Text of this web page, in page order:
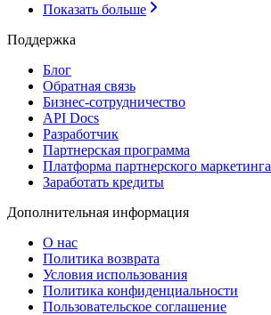
Показать больше
Поддержка
Блог
Обратная связь
Бизнес-сотрудничество
API Docs
Разработчик
Партнерская программа
Платформа партнерского маркетинга
Заработать кредиты
Дополнительная информация
О нас
Политика возврата
Условия использования
Политика конфиденциальности
Пользовательское соглашение